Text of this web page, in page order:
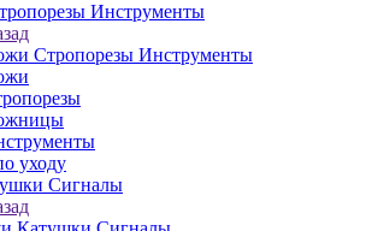
Инструменты
Стропорезы Инструменты
уходу
Сигналы